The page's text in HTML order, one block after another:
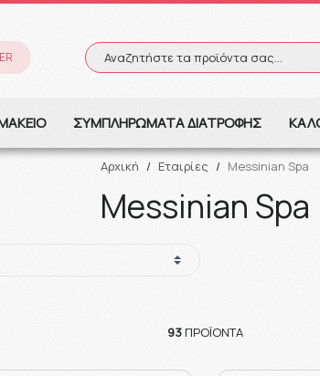
Αναζητήστε τα προϊόντα σας...
ΣΥΜΠΛΗΡΩΜΑΤΑ ΔΙΑΤΡΟΦΗΣ
Αναζήτηση
Αρχική / Εταιρίες / Messinian Spa
Messinian Spa
93ΠΡΟΪΌΝΤΑ